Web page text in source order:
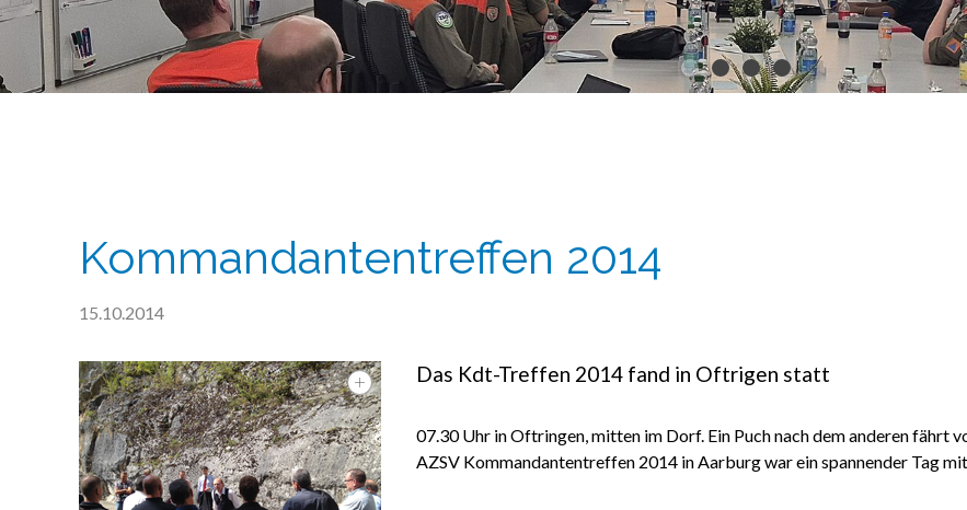
Kommandantentreffen 2014
15.10.2014
Das Kdt-Treffen 2014 fand in Oftrigen statt
07.30 Uhr in Oftringen, mitten im Dorf. Ein Puch nach dem anderen fährt
AZSV Kommandantentreffen 2014 in Aarburg war ein spannender Tag